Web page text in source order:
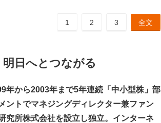
1 2 3 全文
日へとつながる
年から2003年まで5年連続「中小型株」部
ントでマネジングディレクター兼ファン
究所株式会社を設立し独立。インターネ